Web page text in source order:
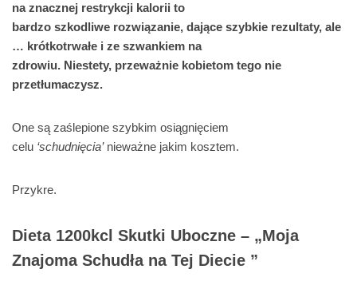
na znacznej restrykcji kalorii to
bardzo szkodliwe rozwiązanie, dające szybkie rezultaty, ale
… krótkotrwałe i ze szwankiem na
zdrowiu. Niestety, przeważnie kobietom tego nie
przetłumaczysz.
One są zaślepione szybkim osiągnięciem
celu ‘schudnięcia’nieważne jakim kosztem.
Przykre.
Dieta 1200kcl Skutki Uboczne – „Moja
Znajoma Schudła na Tej Diecie ”